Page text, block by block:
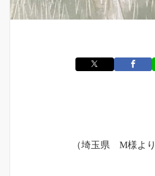
（埼玉県 M様より